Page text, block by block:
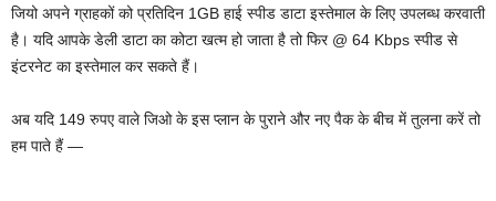
जियो अपने ग्राहकों को प्रतिदिन 1GB हाई स्पीड डाटा इस्तेमाल के लिए उपलब्ध करवाती
है। यदि आपके डेली डाटा का कोटा खत्म हो जाता है तो फिर @ 64 Kbps स्पीड से
इंटरनेट का इस्तेमाल कर सकते हैं।
अब यदि 149 रुपए वाले जिओ के इस प्लान के पुराने और नए पैक के बीच में तुलना करें तो
हम पाते हैं —